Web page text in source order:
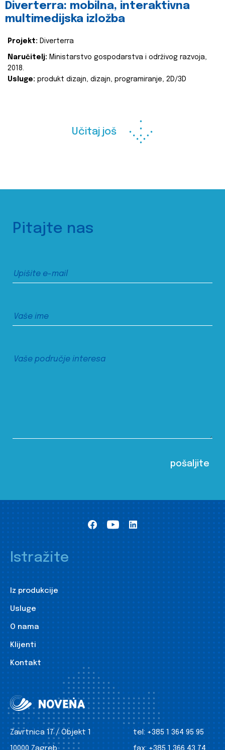
Diverterra: mobilna, interaktivna
multimedijska izložba
Projekt: Diverterra
Naručitelj: Ministarstvo gospodarstva i održivog razvoja,
2018.
Usluge: produkt dizajn, dizajn, programiranje, 2D/3D
Učitaj još
Pitajte nas
Istražite
Iz produkcije
Usluge
O nama
Klijenti
Kontakt
Zavrtnica 17 / Objekt 1
tel: +385 1 364 95 95